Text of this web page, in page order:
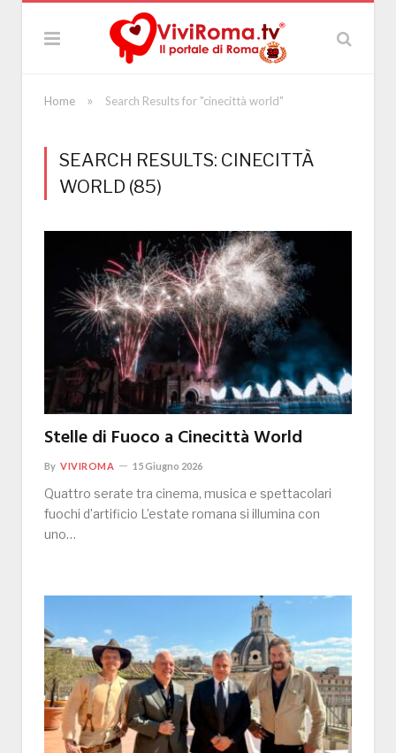
Home » Search Results for "cinecittà world"
SEARCH RESULTS: CINECITTÀ
WORLD (85)
Stelle di Fuoco a Cinecittà World
By VIVIROMA 15 Giugno 2026
Quattro serate tra cinema, musica e spettacolari
fuochi d’artificio L’estate romana si illumina con
uno…